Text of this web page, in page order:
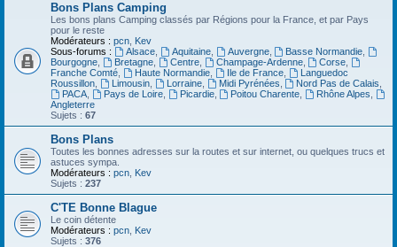
Bons Plans Camping
Les bons plans Camping classés par Régions pour la France, et par Pays
pour le reste
Modérateurs : pcn Kev
Sous-forums :
Alsace, Aquitaine, Auvergne, Basse Normandie
Bourgogne
Bretagne, Centre, Champage-Ardenne, Corse
Franche Comté
Haute Normandie, Ile de France,
Languedoc
Roussillon
Limousin, Lorraine, Midi Pyrénées Nord Pas de Calais
PACA, Pays de Loire, Picardie, Poitou Charente Rhône Alpes
Angleterre
Sujets : 67
Bons Plans
Toutes les bonnes adresses sur la routes et sur internet, ou quelques trucs et
astuces sympa.
Modérateurs : pcn Kev
Sujets : 237
C'TE Bonne Blague
Le coin détente
Modérateurs : pcn Kev
Sujets : 376